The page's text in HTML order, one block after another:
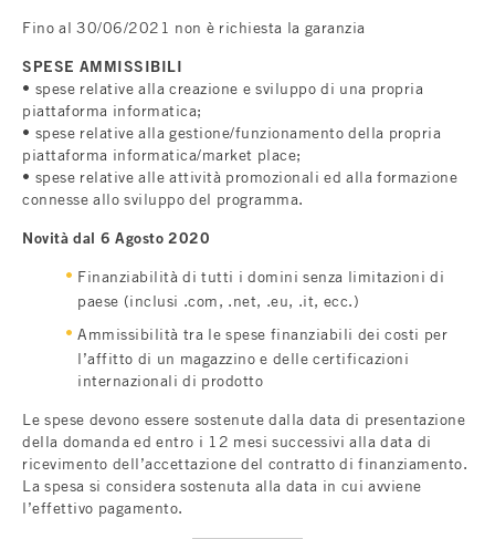
Fino al 30/06/2021 non è richiesta la garanzia
SPESE AMMISSIBILI
• spese relative alla creazione e sviluppo di una propria
piattaforma informatica;
• spese relative alla gestione/funzionamento della propria
piattaforma informatica/market place;
• spese relative alle attività promozionali ed alla formazione
connesse allo sviluppo del programma.
Novità dal 6 Agosto 2020
Finanziabilità di tutti i domini senza limitazioni di
paese (inclusi .com, .net, .eu, .it, ecc.)
Ammissibilità tra le spese finanziabili dei costi per
l’affitto di un magazzino e delle certificazioni
internazionali di prodotto
Le spese devono essere sostenute dalla data di presentazione
della domanda ed entro i 12 mesi successivi alla data di
ricevimento dell’accettazione del contratto di finanziamento.
La spesa si considera sostenuta alla data in cui avviene
l’effettivo pagamento.